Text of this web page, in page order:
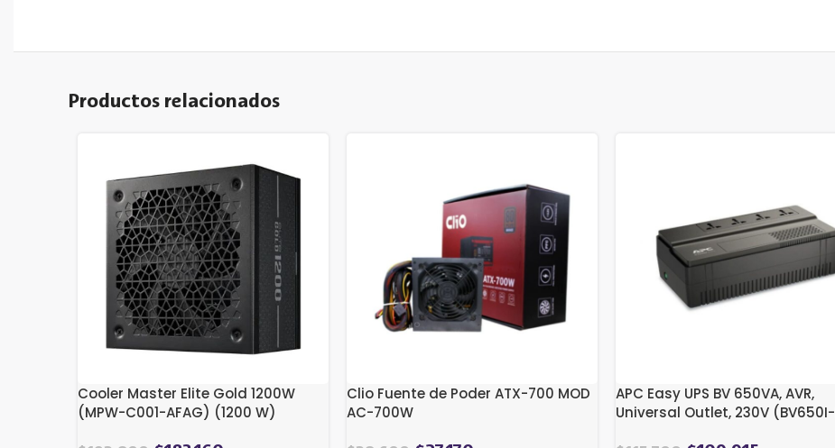
Productos relacionados
Cooler Master Elite Gold 1200W
(MPW-C001-AFAG) (1200 W)
Clio Fuente de Poder ATX-700 MOD
AC-700W
APC Easy UPS BV 650VA, AVR,
Universal Outlet, 230V